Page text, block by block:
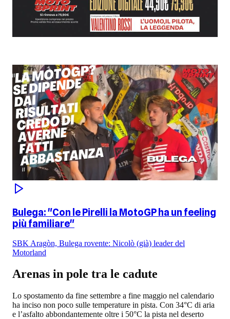
Bulega: "Con le Pirelli la MotoGP ha un feeling
più familiare"
SBK Aragòn, Bulega rovente: Nicolò (già) leader del
Motorland
Arenas in pole tra le cadute
Lo spostamento da fine settembre a fine maggio nel calendario
ha inciso non poco sulle temperature in pista. Con 34°C di aria
e l’asfalto abbondantemente oltre i 50°C la pista nel deserto